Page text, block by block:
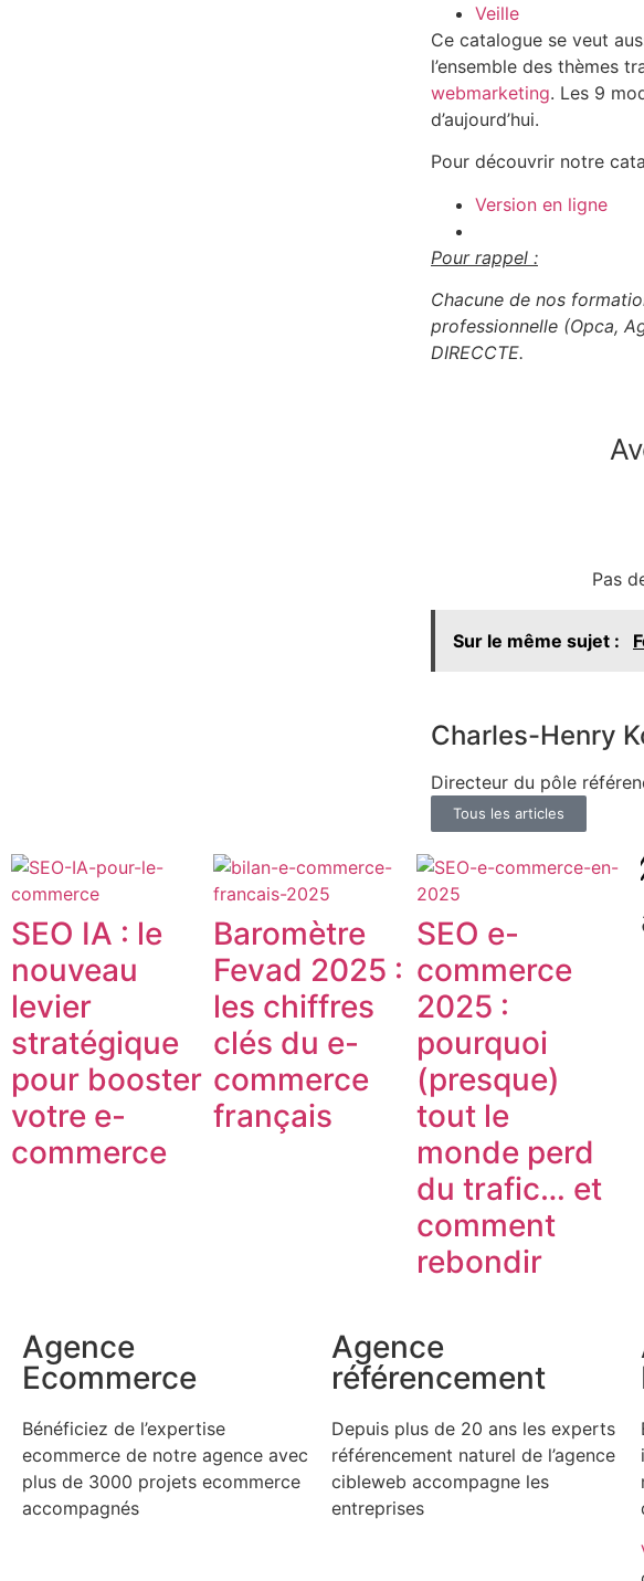
Veille
Ce catalogue se veut
l’ensemble des thèmes
webmarketing. Les 9
d’aujourd’hui.
Pour découvrir notre
Version en ligne
Pour rappel :
Chacune de nos
professionnelle (Opca,
DIRECCTE.
Pas
Sur le même sujet :
Charles-Henry
Directeur du pôle
Tous les articles
SEO IA : le
nouveau
levier
stratégique
pour booster
votre e-
commerce
Baromètre
Fevad 2025 :
les chiffres
clés du e-
commerce
français
SEO e-
commerce
2025 :
pourquoi
(presque)
tout le
monde perd
du trafic… et
comment
rebondir
Agence
Ecommerce
Bénéficiez de l’expertise
ecommerce de notre agence avec
plus de 3000 projets ecommerce
accompagnés
Agence
référencement
Depuis plus de 20 ans les experts
référencement naturel de l’agence
cibleweb accompagne les
entreprises